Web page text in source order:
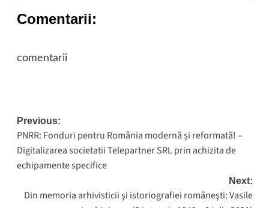
Comentarii:
comentarii
Post
navigation
Previous:
PNRR: Fonduri pentru România modernă și reformată! –
Digitalizarea societatii Telepartner SRL prin achizita de
echipamente specifice
Next:
Din memoria arhivisticii şi istoriografiei româneşti: Vasile